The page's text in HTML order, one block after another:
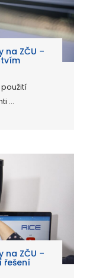
na ZČU –
...
na ZČU –
řešení